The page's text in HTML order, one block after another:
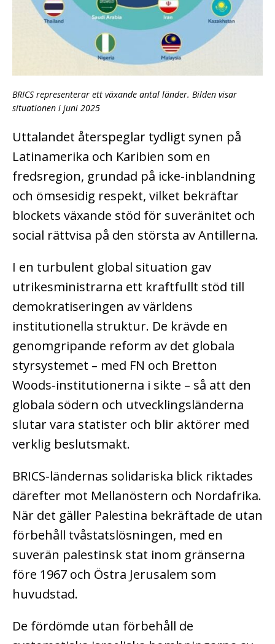
BRICS representerar ett växande antal länder. Bilden visar
situationen i juni 2025
Uttalandet återspeglar tydligt synen på
Latinamerika och Karibien som en
fredsregion, grundad på icke-inblandning
och ömsesidig respekt, vilket bekräftar
blockets växande stöd för suveränitet och
social rättvisa på den största av Antillerna.
I en turbulent global situation gav
utrikesministrarna ett kraftfullt stöd till
demokratiseringen av världens
institutionella struktur. De krävde en
genomgripande reform av det globala
styrsystemet – med FN och Bretton
Woods-institutionerna i sikte – så att den
globala södern och utvecklingsländerna
slutar vara statister och blir aktörer med
verklig beslutsmakt.
BRICS-ländernas solidariska blick riktades
därefter mot Mellanöstern och Nordafrika.
När det gäller Palestina bekräftade de utan
förbehåll tvåstatslösningen, med en
suverän palestinsk stat inom gränserna
före 1967 och Östra Jerusalem som
huvudstad.
De fördömde utan förbehåll de